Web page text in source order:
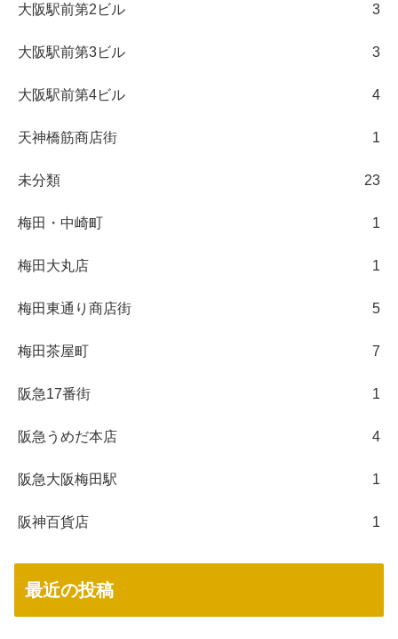
大阪駅前第2ビル 3
大阪駅前第3ビル 3
大阪駅前第4ビル 4
天神橋筋商店街 1
未分類 23
梅田・中崎町 1
梅田大丸店 1
梅田東通り商店街 5
梅田茶屋町 7
阪急17番街 1
阪急うめだ本店 4
阪急大阪梅田駅 1
阪神百貨店 1
最近の投稿